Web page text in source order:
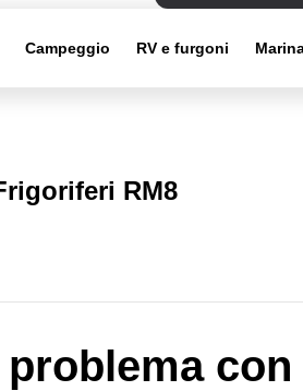
Campeggio RV e furgoni
RM8
problema